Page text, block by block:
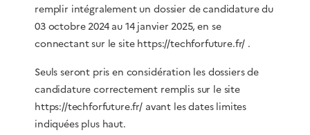
remplir intégralement un dossier de candidature du
03 octobre 2024 au 14 janvier 2025, en se
connectant sur le site https://techforfuture.fr/ .
Seuls seront pris en considération les dossiers de
candidature correctement remplis sur le site
https://techforfuture.fr/ avant les dates limites
indiquées plus haut.